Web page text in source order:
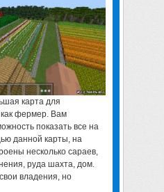
карта для
фермер. Вам
показать все на
данной карты, на
несколько сараев,
руда шахта, дом.
владения, но